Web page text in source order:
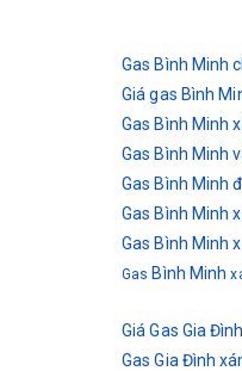
Gas Bình Minh
Giá gas Bình
Gas Bình Minh
Gas Bình Minh
GasBình Minh
GasBình Minh
GasBình Minh
Gas Bình Minh
Giá Gas Gia
Gas Gia Đình